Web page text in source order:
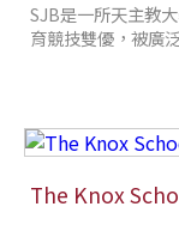
SJB是一所天主教
育競技雙優，被廣
The Knox